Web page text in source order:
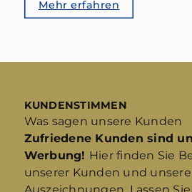
Mehr erfahren
KUNDENSTIMMEN
Was sagen unsere Kunden
Zufriedene Kunden sind
Werbung! Hier finden Sie
unserer Kunden und unsere
Auszeichnungen. Lassen